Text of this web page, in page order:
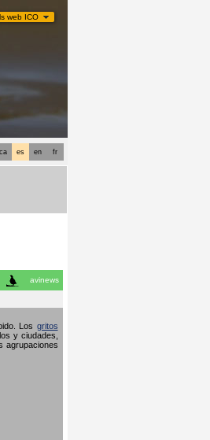
web ICO
fr
en
es
ca
avinews
Los gritos
y ciudades,
agrupaciones